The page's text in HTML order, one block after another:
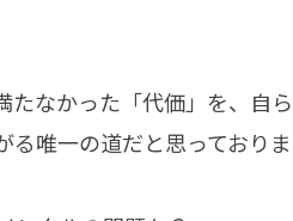
たなかった「代価」を、自
唯一の道だと思っておりま